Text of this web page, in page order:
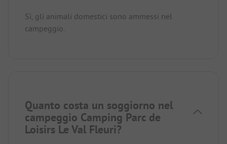
Sì, gli animali domestici sono ammessi nel
campeggio.
Quanto costa un soggiorno nel
campeggio Camping Parc de
Loisirs Le Val Fleuri?